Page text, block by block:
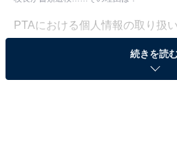
PTAにおける個人情報の取り扱
いいだけでしょ？ 自分には関係
多いかもしれませんが、実はそ
続きを読